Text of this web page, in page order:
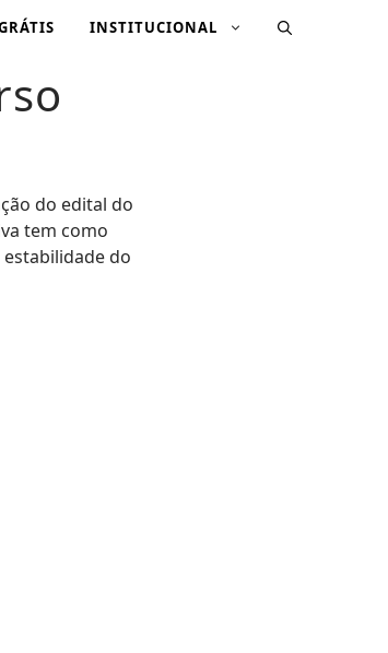
INSTITUCIONAL
do edital do
tem como
do